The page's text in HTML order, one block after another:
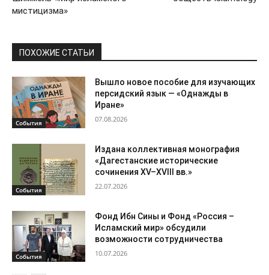
мистицизма»
ПОХОЖИЕ СТАТЬИ
События
Вышло новое пособие для изучающих
персидский язык — «Однажды в
Иране»
07.08.2026
События
Издана коллективная монография
«Дагестанские исторические
сочинения XV–XVIII вв.»
22.07.2026
События
Фонд Ибн Сины и Фонд «Россия –
Исламский мир» обсудили
возможности сотрудничества
10.07.2026